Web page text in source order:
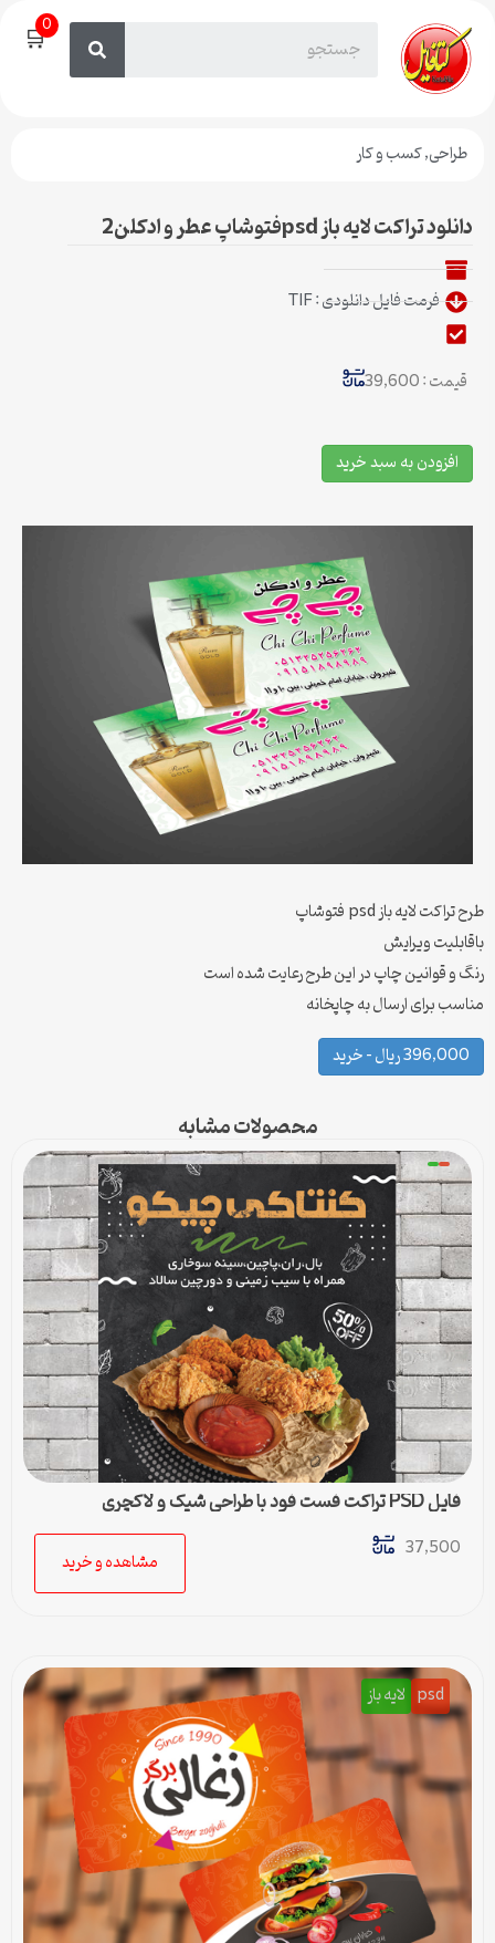
🛒0
طراحی,کسب و کار
دانلود تراکت لایه باز psdفتوشاپ عطر و ادکلن2
فرمت فایل دانلودی : TIF
قیمت : 39,600
افزودن به سبد خرید
طرح تراکت لایه باز psd فتوشاپ
باقابلیت ویرایش
رنگ و قوانین چاپ در این طرح رعایت شده است
مناسب برای ارسال به چاپخانه
396,000 ریال – خرید
محصولات مشابه
فایل PSD تراکت فست فود با طراحی شیک و لاکچری
37,500
مشاهده و خرید
psd لایه باز